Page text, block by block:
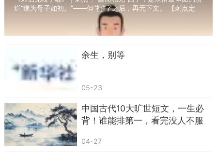
别让琐碎羁绊自己，大鹏展翅需要一场突破。
成长就是不断升级自我的过程。
烂“遂为母子如初。”——但“初”字之后，再无下文。 【刺点定
位】：“隧而相见”——“隧”字如...
余生，别等
05-23
中国古代10大旷世短文，一生必
背！谁能排第一，看完没人不服
04-27